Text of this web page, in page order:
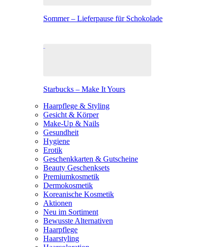
Sommer – Lieferpause für Schokolade
Starbucks – Make It Yours
Haarpflege & Styling
Gesicht & Körper
Make-Up & Nails
Gesundheit
Hygiene
Erotik
Geschenkkarten & Gutscheine
Beauty Geschenksets
Premiumkosmetik
Dermokosmetik
Koreanische Kosmetik
Aktionen
Neu im Sortiment
Bewusste Alternativen
Haarpflege
Haarstyling